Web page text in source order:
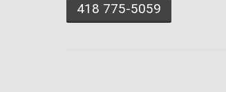
418 775-5059